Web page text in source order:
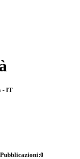
- IT
Pubblicazioni:0